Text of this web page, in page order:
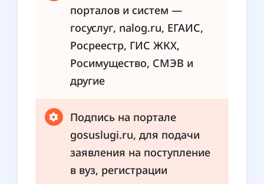
порталов и систем —
госуслуг, nalog.ru, ЕГАИС,
Росреестр, ГИС ЖКХ,
Росимущество, СМЭВ и
другие
Подпись на портале
gosuslugi.ru, для подачи
заявления на поступление
в вуз, регистрации